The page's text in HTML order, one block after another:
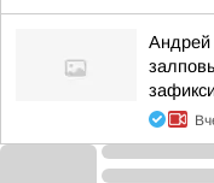
Андрей